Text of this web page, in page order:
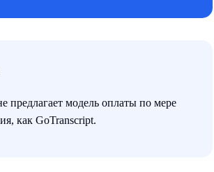
предлагает модель оплаты по мере
как GoTranscript.